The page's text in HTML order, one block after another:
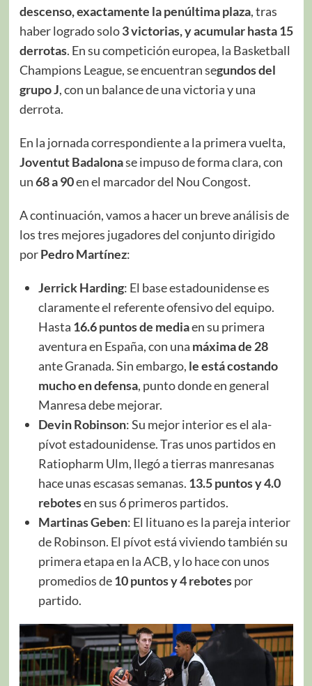
descenso, exactamente la penúltima plaza, tras
haber logrado solo3 victorias, y acumular hasta 15
derrotas. En su competición europea, la Basketball
Champions League, se encuentran segundos del
grupo J, con un balance de una victoria y una
derrota.
En la jornada correspondiente a la primera vuelta,
Joventut Badalonase impuso de forma clara, con
un68 a 90en el marcador del Nou Congost.
A continuación, vamos a hacer un breve análisis de
los tres mejores jugadores del conjunto dirigido
porPedro Martínez:
Jerrick Harding: El base estadounidense es
claramente el referente ofensivo del equipo.
Hasta 16.6 puntos de mediaen su primera
aventura en España, con una máxima de 28
ante Granada. Sin embargo, le está costando
mucho en defensa, punto donde en general
Manresa debe mejorar.
Devin Robinson: Su mejor interior es el ala-
pívot estadounidense. Tras unos partidos en
Ratiopharm Ulm, llegó a tierras manresanas
hace unas escasas semanas. 13.5 puntos y 4.0
rebotesen sus 6 primeros partidos.
Martinas Geben: El lituano es la pareja interior
de Robinson. El pívot está viviendo también su
primera etapa en la ACB, y lo hace con unos
promedios de10 puntos y 4 rebotespor
partido.